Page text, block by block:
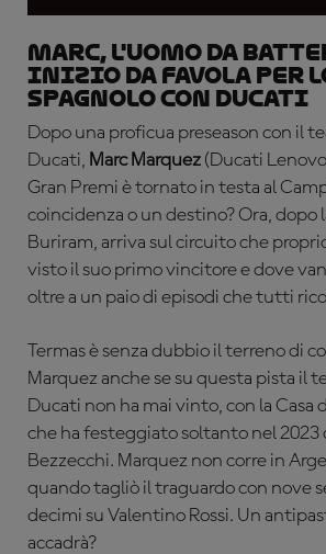
MARC, L'UOMO DA
inizio da favola per
spagnolo con Ducati
Dopo una proficua preseason con il
Ducati, Marc Marquez (Ducati
Gran Premi è tornato in testa al
coincidenza o un destino? Ora, dopo
Buriram, arriva sul circuito che
visto il suo primo vincitore e dove
oltre a un paio di episodi che tutti
Termas è senza dubbio il terreno di
Marquez anche se su questa pista il
Ducati non ha mai vinto, con la Casa
che ha festeggiato soltanto nel 2023
Bezzecchi. Marquez non corre in
quando tagliò il traguardo con nove
decimi su Valentino Rossi. Un
accadrà?